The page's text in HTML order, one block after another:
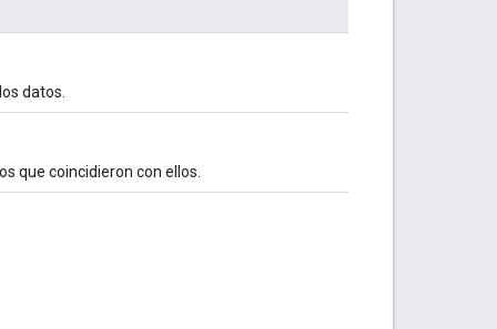
datos.
que coincidieron con ellos.